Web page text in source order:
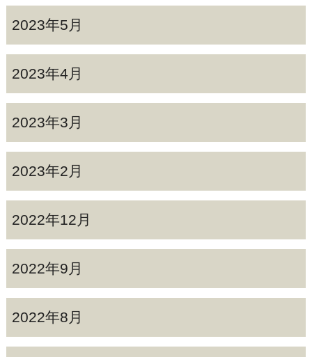
2023年5月
2023年4月
2023年3月
2023年2月
2022年12月
2022年9月
2022年8月